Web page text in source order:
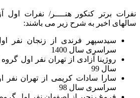
نفرات برتر کنکور هنــــر/ نفرات
سالهای اخیر به شرح زیر می باشند:
سیدسپهر فرندی از زنجان نفر
سراسری سال 1400
روژینا آزادی از تهران نفر اول
سال 99
سارا سادات کریمی از تهران نفر
سراسری سال 98